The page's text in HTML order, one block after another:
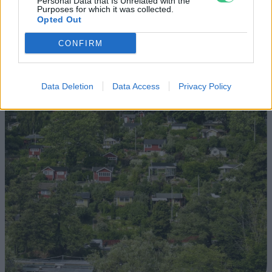
Purposes for which it was collected.
Opted Out
CONFIRM
Data Deletion Data Access Privacy Policy
Podcast
Novák Zsombor